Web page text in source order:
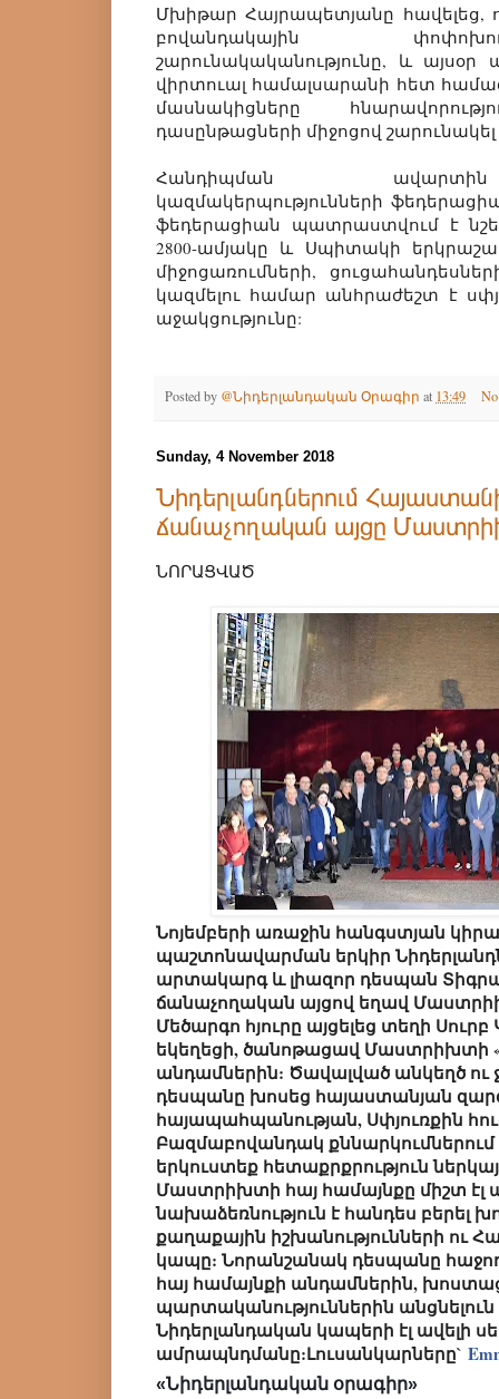
Մխիթար Հայրապետյանը հավելեց,
բովանդակային
շարունակականությունը, և
վիրտուալ համալսարանի հետ
մասնակիցները
դասընթացների միջոցով շարունակել
Հանդիպման
կազմակերպությունների
ֆեդերացիան պատրաստվում է
2800-ամյակը և Սպիտակի
միջոցառումների,
կազմելու համար անհրաժեշտ է
աջակցությունը:
Posted by @Նիդերլանդական Օրագիր at 13:49
Sunday, 4 November 2018
Նիդերլանդներում
ճանաչողական այցը
ՆՈՐԱՑՎԱԾ
Նոյեմբերի առաջին հանգստյան
պաշտոնավարման երկիր
արտակարգ և լիազոր դեսպան
ճանաչողական այցով եղավ
Մեծարգո հյուրը այցելեց տեղի
եկեղեցի, ծանոթացավ Մաստրիխտի
անդամներին: Ծավալված անկեղծ ու
դեսպանը խոսեց հայաստանյան
հայապահպանության, Սփյուռքին
Բազմաբովանդակ
երկուստեք հետաքրքրություն
Մաստրիխտի հայ համայնքը միշտ էլ
նախաձեռնություն է հանդես բերել
քաղաքային իշխանությունների ու
կապը: Նորանշանակ դեսպանը
հայ համայնքի անդամներին,
պարտականություններին
Նիդերլանդական կապերի էլ ավելի
ամրապնդմանը:Լուսանկարները`
«Նիդերլանդական օրագիր»